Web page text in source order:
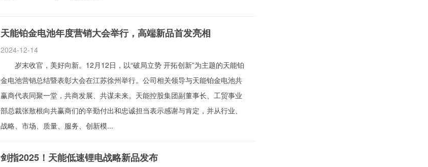
天能铂金电池年度营销大会举行，高端新品首发亮相
2024-12-14
岁末收官，美好向新。12月12日，以“破局立势 开拓创新”为主题的天能铂
金电池营销总结暨表彰大会在江苏徐州举行。公司相关领导与天能铂金电池共
赢商代表同聚一堂，共商发展、共谋未来。天能控股集团副董事长、工贸事业
部总裁张敖根向共赢商们的辛勤付出和忠诚担当表示感谢与肯定，并从行业、
战略、市场、质量、服务、创新模...
剑指2025！天能低速锂电战略新品发布